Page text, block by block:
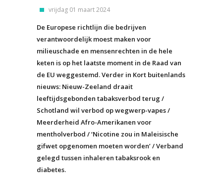
vrijdag 01 maart 2024
De Europese richtlijn die bedrijven
verantwoordelijk moest maken voor
milieuschade en mensenrechten in de hele
keten is op het laatste moment in de Raad van
de EU weggestemd. Verder in Kort buitenlands
nieuws: Nieuw-Zeeland draait
leeftijdsgebonden tabaksverbod terug /
Schotland wil verbod op wegwerp-vapes /
Meerderheid Afro-Amerikanen voor
mentholverbod / ‘Nicotine zou in Maleisische
gifwet opgenomen moeten worden’ / Verband
gelegd tussen inhaleren tabaksrook en
diabetes.